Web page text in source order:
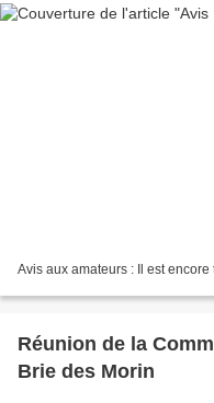
Avis aux amateurs : Il est
Réunion de la
Brie des Morin